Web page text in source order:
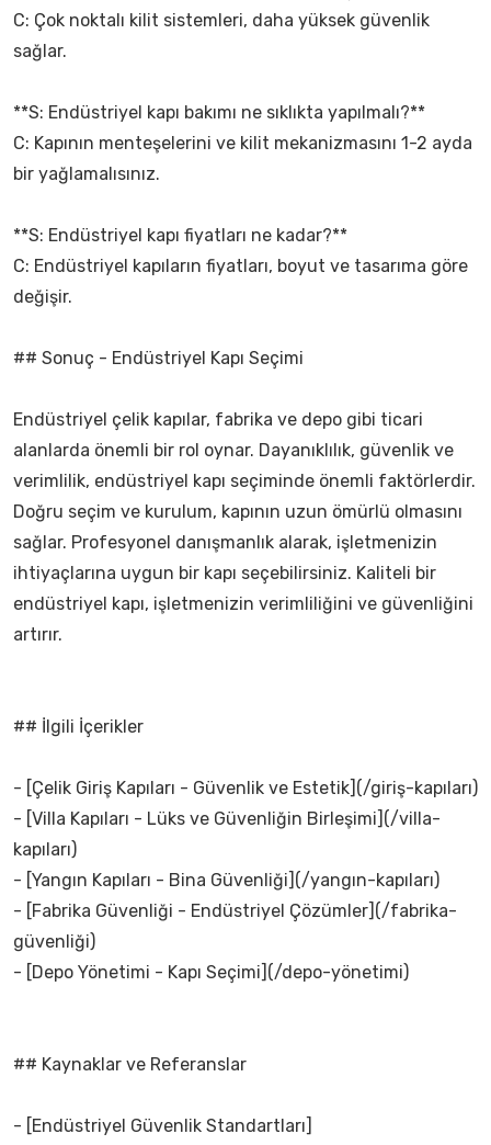
C: Çok noktalı kilit sistemleri, daha yüksek güvenlik
sağlar.
**S: Endüstriyel kapı bakımı ne sıklıkta yapılmalı?**
C: Kapının menteşelerini ve kilit mekanizmasını 1-2 ayda
bir yağlamalısınız.
**S: Endüstriyel kapı fiyatları ne kadar?**
C: Endüstriyel kapıların fiyatları, boyut ve tasarıma göre
değişir.
## Sonuç - Endüstriyel Kapı Seçimi
Endüstriyel çelik kapılar, fabrika ve depo gibi ticari
alanlarda önemli bir rol oynar. Dayanıklılık, güvenlik ve
verimlilik, endüstriyel kapı seçiminde önemli faktörlerdir.
Doğru seçim ve kurulum, kapının uzun ömürlü olmasını
sağlar. Profesyonel danışmanlık alarak, işletmenizin
ihtiyaçlarına uygun bir kapı seçebilirsiniz. Kaliteli bir
endüstriyel kapı, işletmenizin verimliliğini ve güvenliğini
artırır.
## İlgili İçerikler
- [Çelik Giriş Kapıları - Güvenlik ve Estetik](/giriş-kapıları)
- [Villa Kapıları - Lüks ve Güvenliğin Birleşimi](/villa-
kapıları)
- [Yangın Kapıları - Bina Güvenliği](/yangın-kapıları)
- [Fabrika Güvenliği - Endüstriyel Çözümler](/fabrika-
güvenliği)
- [Depo Yönetimi - Kapı Seçimi](/depo-yönetimi)
## Kaynaklar ve Referanslar
- [Endüstriyel Güvenlik Standartları]